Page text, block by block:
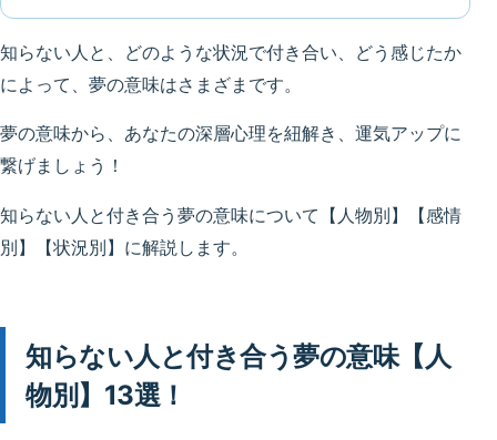
知らない人と、どのような状況で付き合い、どう感じたか
によって、夢の意味はさまざまです。
夢の意味から、あなたの深層心理を紐解き、運気アップに
繋げましょう！
知らない人と付き合う夢の意味について【人物別】【感情
別】【状況別】に解説します。
知らない人と付き合う夢の意味【人
物別】13選！